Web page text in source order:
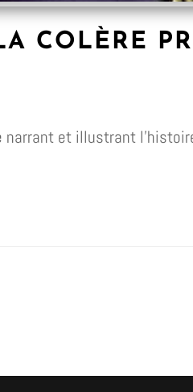
COLÈRE
et illustrant